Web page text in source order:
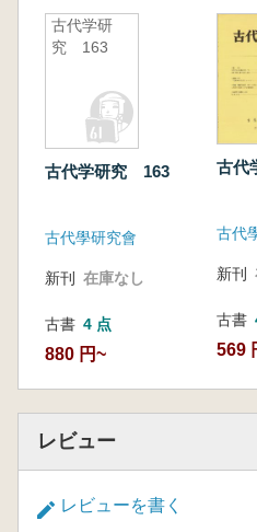
大阪府茨木市太田茶臼
睦 49
■訃報■
大野嶺夫氏を偲ぶ 菅
高井田・平尾山古墳群
奥田 尚 55
■ 古代学への提言 19■
「掘立柱建物」と「
表紙裏
■編集後記■寺沢 薫 裏
古代学研
究 163
古代学研究 163
古代學研究會
新刊 在庫なし
古書 4 点
880 円~
古代
古代
新刊
古書
569
レビュー
レビューを書く